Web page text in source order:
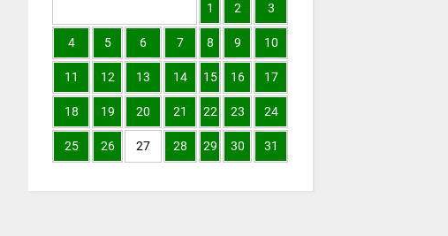
1 2 3
4 5 6 7 8 9 10
11 12 13 14 15 16 17
18 19 20 21 22 23 24
25 26 27 28 29 30 31